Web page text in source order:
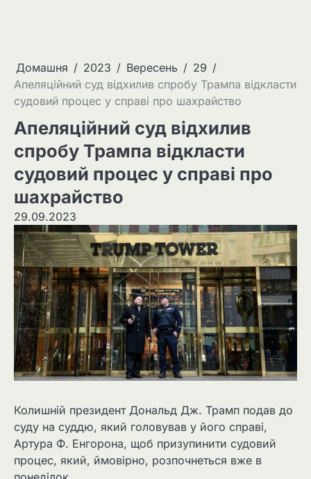
Домашня 2023 Вересень
29
Апеляційний суд відхилив спробу Трампа відкласти
судовий процес у справі про шахрайство
Апеляційний суд відхилив
спробу Трампа відкласти
судовий процес у справі про
шахрайство
29.09.2023
Колишній президент Дональд Дж. Трамп подав до
суду на суддю, який головував у його справі,
Артура Ф. Енгорона, щоб призупинити судовий
процес, який, ймовірно, розпочнеться вже в